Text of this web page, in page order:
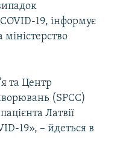
19, інформує
та Центр
(SPCC)
Латвії
19», – йдеться в